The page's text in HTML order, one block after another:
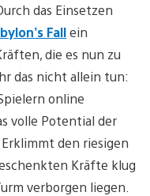
das Einsetzen
Fallein
die es nun zu
das nicht allein tun:
online
volle Potential der
den riesigen
Kräfte klug
verborgen liegen.